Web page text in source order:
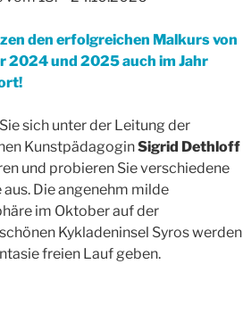
den erfolgreichen Malkurs von
2024 und 2025 auch im Jahr
sich unter der Leitung der
KunstpädagoginSigrid Dethloff
und probieren Sie verschiedene
Die angenehm milde
im Oktober auf der
Kykladeninsel Syros werden
freien Lauf geben.